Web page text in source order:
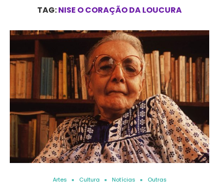
TAG:NISE O CORAÇÃO DA LOUCURA
Artes Cultura Notícias Outras